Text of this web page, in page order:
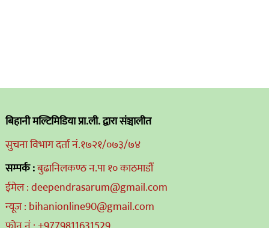
बिहानी मल्टिमिडिया प्रा.ली. द्वारा संञ्चालीत
सुचना विभाग दर्ता नं.१७२१/०७३/७४
सम्पर्क :बुढानिलकण्ठ न.पा १० काठमाडौं
ईमेल : deependrasarum@gmail.com
न्यूज : bihanionline90@gmail.com